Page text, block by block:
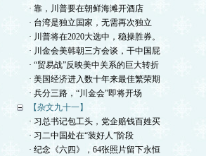
· 靠，川普要在朝鲜海滩开酒店
· 台湾是独立国家，无需再次独立
· 川普将在2020大选中，稳操胜券。
· 川金会美韩朝三方会谈，干中国屁
· “贸易战”反映美中关系的巨大转折
· 美国经济进入数十年来最佳繁荣期
· 兵分三路，“川金会”即将开场
【杂文九十一】
· 习总书记包工头，党企赔钱百姓买
· 习二中国处在“装好人”阶段
· 纪念《六四》，64张照片留下永恒